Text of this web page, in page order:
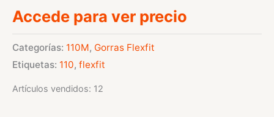
Accede para ver precio
Categorías: 110M, Gorras Flexfit
Etiquetas: 110, flexfit
Artículos vendidos: 12